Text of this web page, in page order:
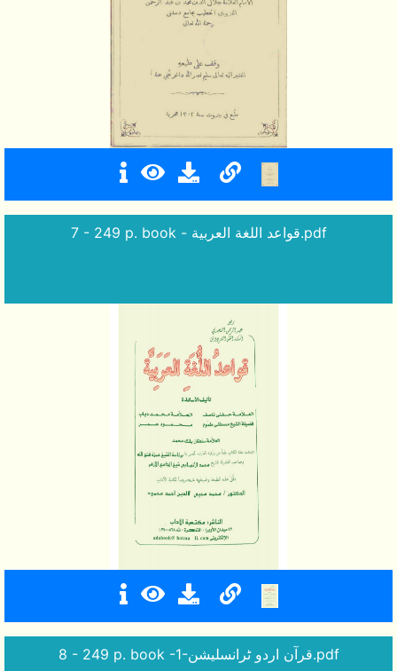
7 - 249 p. book - قواعد اللغة العربية.pdf
8 - 249 p. book -1-قرآن اردو ٹرانسلیشن.pdf